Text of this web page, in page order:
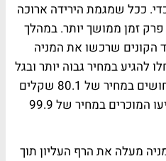
ככל שמגמת הירידה ארוכה
זמן ממושך יותר. במהלך
הקונים שרכשו את המניה
שקלים, החלו להגיע במחיר גבוה יותר ובגל
הירידות השני מצאנו אותם נחושים במחיר של 80.1 שקלים
למניה. בספטמבר 2006 הופיעו המוכרים במחיר של 99.9
מעלה את הרף העליון תוך